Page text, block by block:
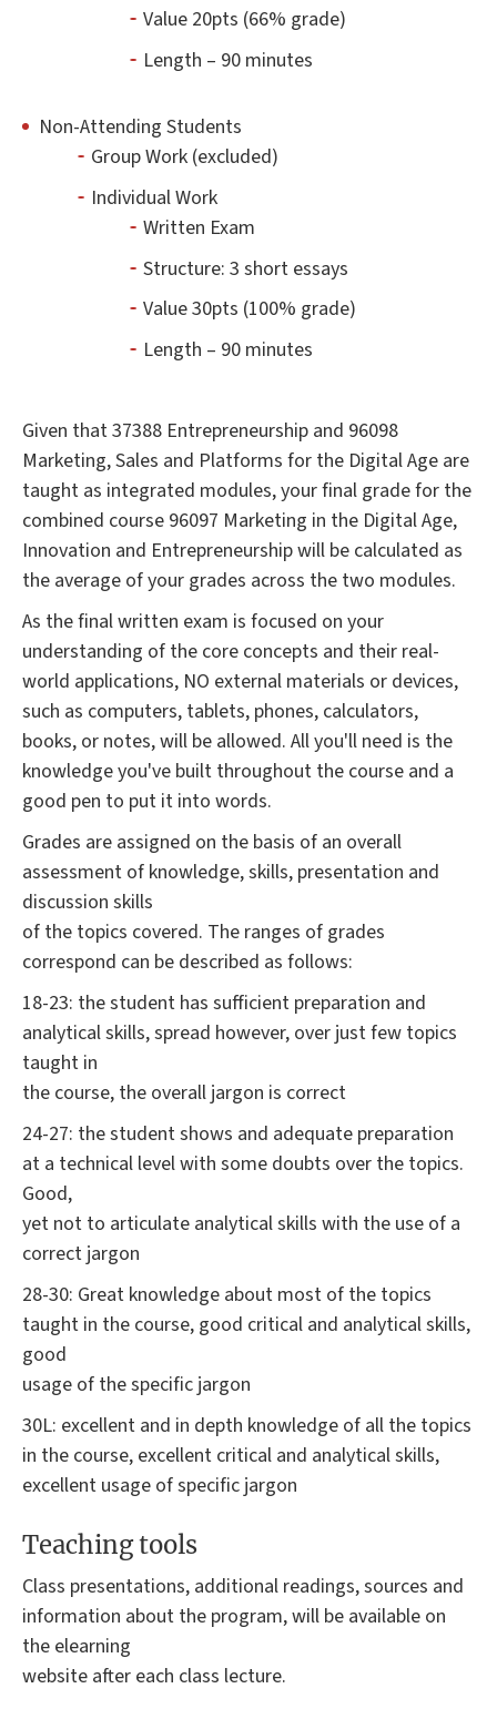
Value 20pts (66% grade)
Length – 90 minutes
Non-Attending Students
Group Work (excluded)
Individual Work
Written Exam
Structure: 3 short essays
Value 30pts (100% grade)
Length – 90 minutes
Given that 37388 Entrepreneurship and 96098
Marketing, Sales and Platforms for the Digital Age are
taught as integrated modules, your final grade for the
combined course 96097 Marketing in the Digital Age,
Innovation and Entrepreneurship will be calculated as
the average of your grades across the two modules.
As the final written exam is focused on your
understanding of the core concepts and their real-
world applications, NO external materials or devices,
such as computers, tablets, phones, calculators,
books, or notes, will be allowed. All you'll need is the
knowledge you've built throughout the course and a
good pen to put it into words.
Grades are assigned on the basis of an overall
assessment of knowledge, skills, presentation and
discussion skills
of the topics covered. The ranges of grades
correspond can be described as follows:
18-23: the student has sufficient preparation and
analytical skills, spread however, over just few topics
taught in
the course, the overall jargon is correct
24-27: the student shows and adequate preparation
at a technical level with some doubts over the topics.
Good,
yet not to articulate analytical skills with the use of a
correct jargon
28-30: Great knowledge about most of the topics
taught in the course, good critical and analytical skills,
good
usage of the specific jargon
30L: excellent and in depth knowledge of all the topics
in the course, excellent critical and analytical skills,
excellent usage of specific jargon
Teaching tools
Class presentations, additional readings, sources and
information about the program, will be available on
the elearning
website after each class lecture.